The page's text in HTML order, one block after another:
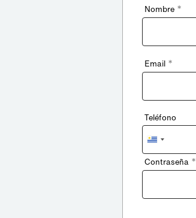
Nombre *
Email *
Teléfono
Uruguay
+598
Contraseña *